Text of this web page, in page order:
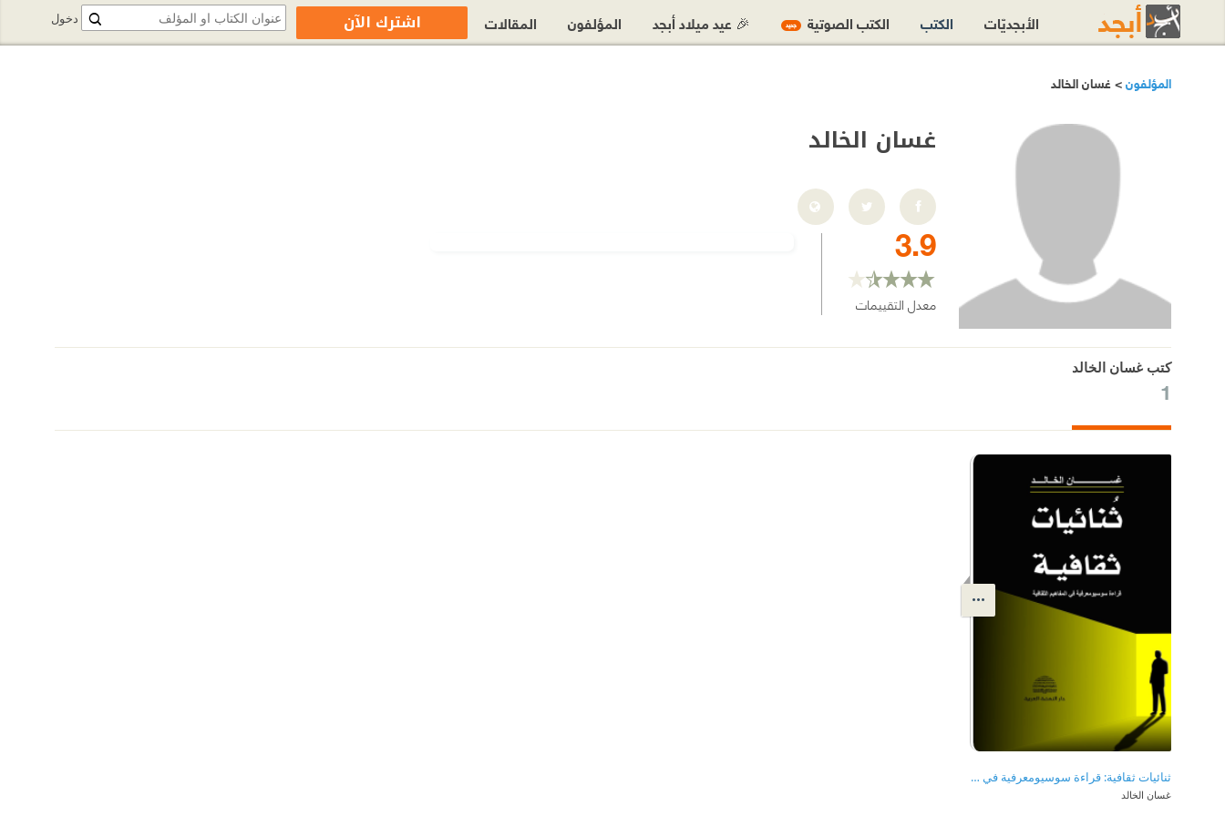
المؤلفون> غسان الخالد
غسان الخالد
3.9
معدل التقييمات
كتب غسان الخالد
1
ثنائيات ثقافية: قراءة سوسيومعرفية في المفاهيم الثقافية
غسان الخالد
دخول الأبجديّات الكتب الكتب الصوتية جديد 🎉 عيد ميلاد أبجد المؤلفون المقالات اشترك الآن